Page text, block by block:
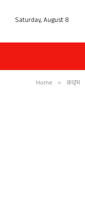
Saturday, August 8
Home » क्राईम